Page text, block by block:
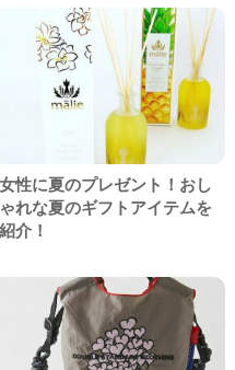
女性に夏のプレゼント！おし
ゃれな夏のギフトアイテムを
紹介！